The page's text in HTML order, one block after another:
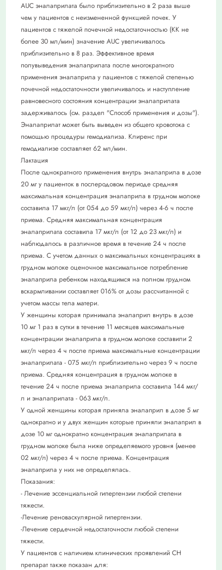
AUC эналаприлата было приблизительно в 2 раза выше
чем у пациентов с неизмененной функцией почек. У
пациентов с тяжелой почечной недостаточностью (КК не
более 30 мл/мин) значение AUC увеличивалось
приблизительно в 8 раз. Эффективное время
полувыведения эналаприлата после многократного
применения эналаприла у пациентов с тяжелой степенью
почечной недостаточности увеличивалось и наступление
равновесного состояния концентрации эналаприлата
задерживалось (см. раздел "Способ применения и дозы").
Эналаприлат может быть выведен из общего кровотока с
помощью процедуры гемодиализа. Клиренс при
гемодиализе составляет 62 мл/мин.
Лактация
После однократного применения внутрь эналаприла в дозе
20 мг у пациенток в послеродовом периоде средняя
максимальная концентрация эналаприла в грудном молоке
составила 17 мкг/л (от 054 до 59 мкг/л) через 4-6 ч после
приема. Средняя максимальная концентрация
эналаприлата составила 17 мкг/л (от 12 до 23 мкг/л) и
наблюдалось в различное время в течение 24 ч после
приема. С учетом данных о максимальных концентрациях в
грудном молоке оценочное максимальное потребление
эналаприла ребенком находящимся на полном грудном
вскармливании составляет 016% от дозы рассчитанной с
учетом массы тела матери.
У женщины которая принимала эналаприл внутрь в дозе
10 мг 1 раз в сутки в течение 11 месяцев максимальные
концентрации эналаприла в грудном молоке составили 2
мкг/л через 4 ч после приема максимальные концентрации
эналаприлата - 075 мкг/л приблизительно через 9 ч после
приема. Средняя концентрация в грудном молоке в
течение 24 ч после приема эналаприла составила 144 мкг/
л и эналаприлата - 063 мкг/л.
У одной женщины которая приняла эналаприл в дозе 5 мг
однократно и у двух женщин которые приняли эналаприл в
дозе 10 мг однократно концентрация эналаприлата в
грудном молоке была ниже определяемого уровня (менее
02 мкг/л) через 4 ч после приема. Концентрация
эналаприла у них не определялась.
Показания:
- Лечение эссенциальной гипертензии любой степени
тяжести.
-Лечение реноваскулярной гипертензии.
-Лечение сердечной недостаточности любой степени
тяжести.
У пациентов с наличием клинических проявлений СН
препарат также показан для: